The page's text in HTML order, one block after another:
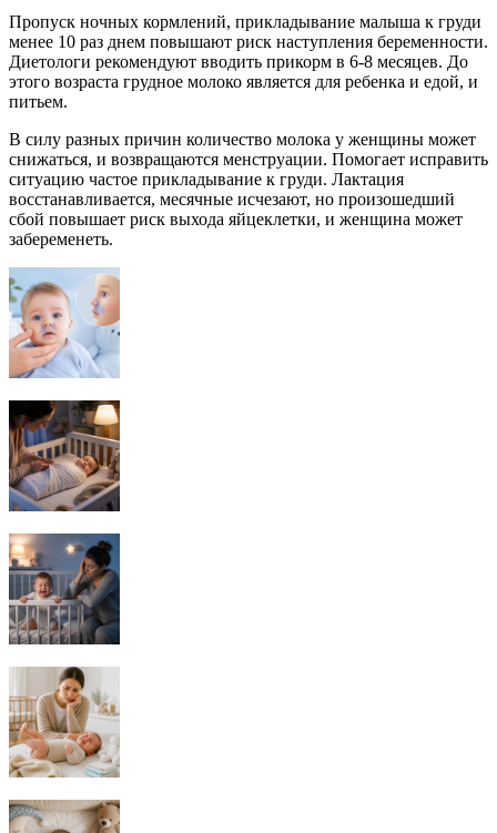
Пропуск ночных кормлений, прикладывание малыша к груди
менее 10 раз днем повышают риск наступления беременности.
Диетологи рекомендуют вводить прикорм в 6-8 месяцев. До
этого возраста грудное молоко является для ребенка и едой, и
питьем.
В силу разных причин количество молока у женщины может
снижаться, и возвращаются менструации. Помогает исправить
ситуацию частое прикладывание к груди. Лактация
восстанавливается, месячные исчезают, но произошедший
сбой повышает риск выхода яйцеклетки, и женщина может
забеременеть.